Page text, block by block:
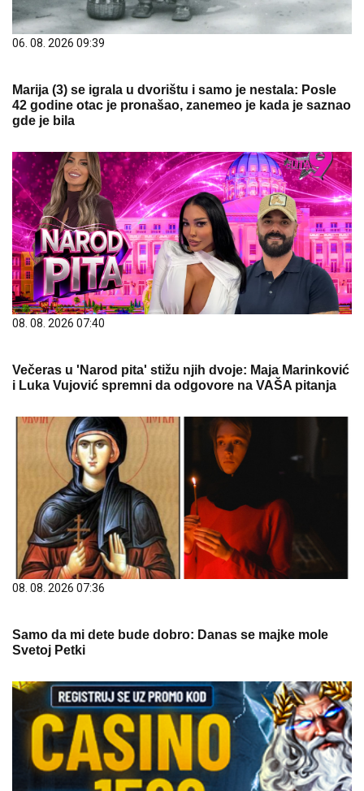
06. 08. 2026 09:39
Marija (3) se igrala u dvorištu i samo je nestala: Posle
42 godine otac je pronašao, zanemeo je kada je saznao
gde je bila
08. 08. 2026 07:40
Večeras u 'Narod pita' stižu njih dvoje: Maja Marinković
i Luka Vujović spremni da odgovore na VAŠA pitanja
08. 08. 2026 07:36
Samo da mi dete bude dobro: Danas se majke mole
Svetoj Petki